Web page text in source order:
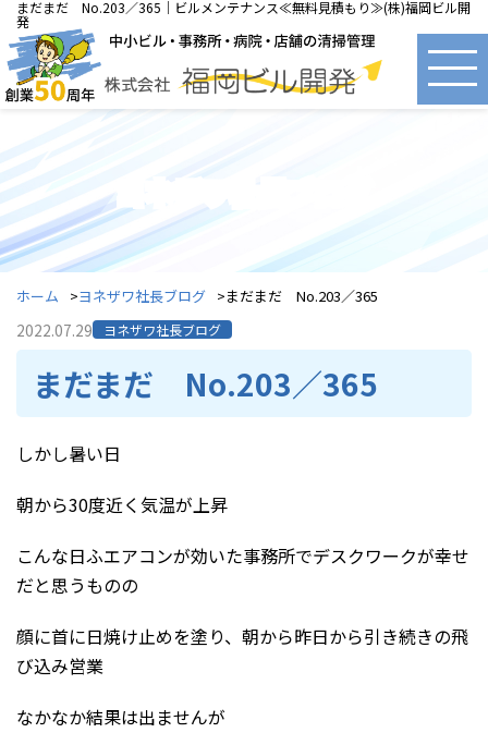
まだまだ No.203／365｜ビルメンテナンス≪無料見積もり≫(株)福岡ビル開
発
ヨネザワ社長ブログ
ホーム ヨネザワ社長ブログ まだまだ No.203／365
2022.07.29 ヨネザワ社長ブログ
まだまだ No.203／365
しかし暑い日
朝から30度近く気温が上昇
こんな日ふエアコンが効いた事務所でデスクワークが幸せ
だと思うものの
顔に首に日焼け止めを塗り、朝から昨日から引き続きの飛
び込み営業
なかなか結果は出ませんが